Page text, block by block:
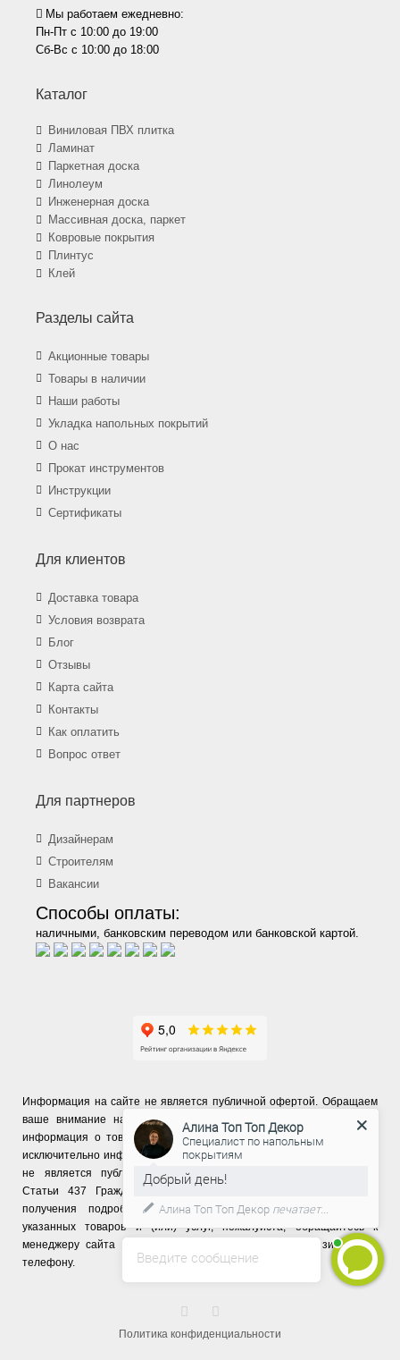
Мы работаем ежедневно:
Пн-Пт с 10:00 до 19:00
Сб-Вс с 10:00 до 18:00
Каталог
Виниловая ПВХ плитка
Ламинат
Паркетная доска
Линолеум
Инженерная доска
Массивная доска, паркет
Ковровые покрытия
Плинтус
Клей
Разделы сайта
Акционные товары
Товары в наличии
Наши работы
Укладка напольных покрытий
О нас
Прокат инструментов
Инструкции
Сертификаты
Для клиентов
Доставка товара
Условия возврата
Блог
Отзывы
Карта сайта
Контакты
Как оплатить
Вопрос ответ
Для партнеров
Дизайнерам
Строителям
Вакансии
Способы оплаты:
наличными, банковским переводом или банковской картой.
Информация на сайте не является публичной офертой. Обращаем
ваше внимание на то, что данный интернет-сайт, а также вся
информация о товарах и ценах, предоставленная на нём, носит
исключительно информационный характер и ни при каких условиях
не является публичной офертой, определяемой положениями
Статьи 437 Гражданского кодекса Российской Федерации. Для
получения подробной информации о наличии и стоимости
указанных товаров и (или) услуг, пожалуйста, обращайтесь к
менеджеру сайта с помощью специальной формы связи или по
телефону.
Политика конфиденциальности
Введите сообщение
Алина Топ Топ Декор
Специалист по напольным
покрытиям
Добрый день!
Алина Топ Топ Декор печатает...